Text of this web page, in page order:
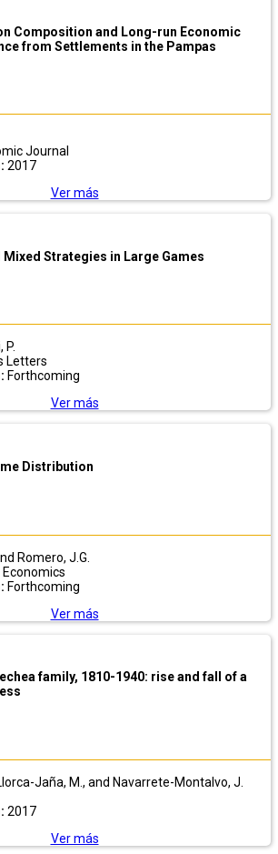
Composition and Long-run Economic
from Settlements in the Pampas
Journal
2017
Ver más
Strategies in Large Games
P.
Letters
Forthcoming
Ver más
Distribution
Romero, J.G.
Forthcoming
Ver más
family, 1810-1940: rise and fall of a
Jaña, M., and Navarrete-Montalvo, J.
2017
Ver más